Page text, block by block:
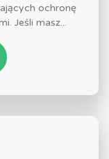
ochronę
Jeśli masz...